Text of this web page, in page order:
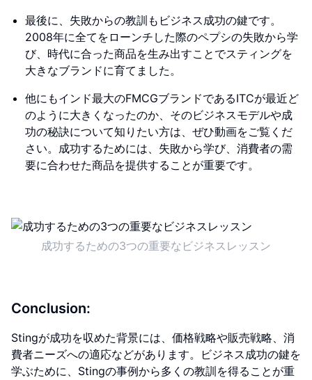
最後に、失敗からの教訓もビジネス成功の鍵です。
2008年に全てをローンチした際のペプシの失敗から学
び、時代に合った商品を生み出すことでスティングを
大きなブランドに育てました。
他にもインド最大のFMCGブランドであるITCが最近ど
のように大きくなったのか、そのビジネスモデルや成
功の秘訣について知りたい方は、ぜひ動画をご覧くだ
さい。成功するためには、失敗から学び、消費者の需
要に合わせた商品を提供することが重要です。
成功するための3つの重要なビジネスレッスン
Conclusion:
Stingが成功を収めた背景には、価格戦略や販売戦略、消
費者ニーズへの適応などがあります。ビジネス成功の鍵を
学ぶために、Stingの事例から多くの教訓を得ることが重